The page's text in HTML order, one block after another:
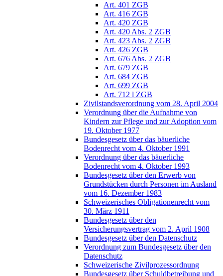
Art. 401 ZGB
Art. 416 ZGB
Art. 420 ZGB
Art. 420 Abs. 2 ZGB
Art. 423 Abs. 2 ZGB
Art. 426 ZGB
Art. 676 Abs. 2 ZGB
Art. 679 ZGB
Art. 684 ZGB
Art. 699 ZGB
Art. 712 l ZGB
Zivilstandsverordnung vom 28. April 2004
Verordnung über die Aufnahme von
Kindern zur Pflege und zur Adoption vom
19. Oktober 1977
Bundesgesetz über das bäuerliche
Bodenrecht vom 4. Oktober 1991
Verordnung über das bäuerliche
Bodenrecht vom 4. Oktober 1993
Bundesgesetz über den Erwerb von
Grundstücken durch Personen im Ausland
vom 16. Dezember 1983
Schweizerisches Obligationenrecht vom
30. März 1911
Bundesgesetz über den
Versicherungsvertrag vom 2. April 1908
Bundesgesetz über den Datenschutz
Verordnung zum Bundesgesetz über den
Datenschutz
Schweizerische Zivilprozessordnung
Bundesgesetz über Schuldbetreibung und